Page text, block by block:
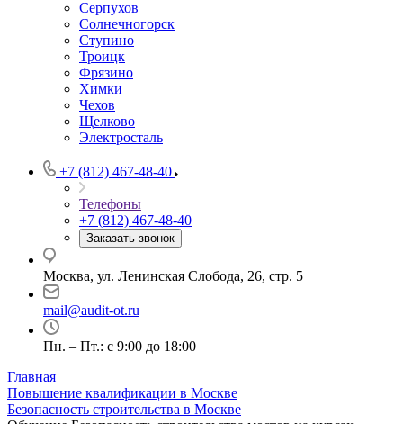
Серпухов
Солнечногорск
Ступино
Троицк
Фрязино
Химки
Чехов
Щелково
Электросталь
+7 (812) 467-48-40
Телефоны
+7 (812) 467-48-40
Заказать звонок
Москва, ул. Ленинская Слобода, 26, стр. 5
mail@audit-ot.ru
Пн. – Пт.: с 9:00 до 18:00
Главная
Повышение квалификации в Москве
Безопасность строительства в Москве